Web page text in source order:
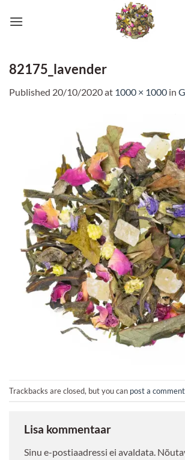
82175_lavender
Published 20/10/2020at 1000 × 1000 in
Trackbacks are closed, but you can post a comment
Lisa kommentaar
Sinu e-postiaadressi ei avaldata.